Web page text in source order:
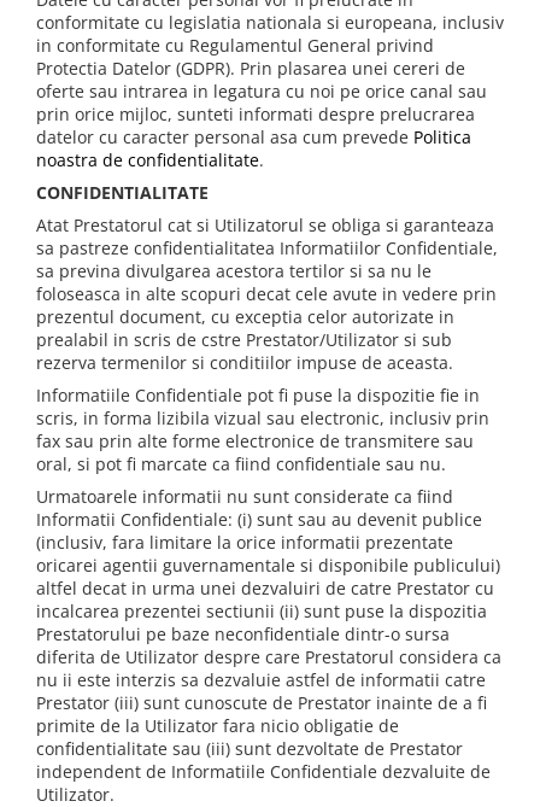
conformitate cu legislatia nationala si europeana, inclusiv
in conformitate cu Regulamentul General privind
Protectia Datelor (GDPR). Prin plasarea unei cereri de
oferte sau intrarea in legatura cu noi pe orice canal sau
prin orice mijloc, sunteti informati despre prelucrarea
datelor cu caracter personal asa cum prevede Politica
noastra de confidentialitate.
CONFIDENTIALITATE
Atat Prestatorul cat si Utilizatorul se obliga si garanteaza
sa pastreze confidentialitatea Informatiilor Confidentiale,
sa previna divulgarea acestora tertilor si sa nu le
foloseasca in alte scopuri decat cele avute in vedere prin
prezentul document, cu exceptia celor autorizate in
prealabil in scris de cstre Prestator/Utilizator si sub
rezerva termenilor si conditiilor impuse de aceasta.
Informatiile Confidentiale pot fi puse la dispozitie fie in
scris, in forma lizibila vizual sau electronic, inclusiv prin
fax sau prin alte forme electronice de transmitere sau
oral, si pot fi marcate ca fiind confidentiale sau nu.
Urmatoarele informatii nu sunt considerate ca fiind
Informatii Confidentiale: (i) sunt sau au devenit publice
(inclusiv, fara limitare la orice informatii prezentate
oricarei agentii guvernamentale si disponibile publicului)
altfel decat in urma unei dezvaluiri de catre Prestator cu
incalcarea prezentei sectiunii (ii) sunt puse la dispozitia
Prestatorului pe baze neconfidentiale dintr-o sursa
diferita de Utilizator despre care Prestatorul considera ca
nu ii este interzis sa dezvaluie astfel de informatii catre
Prestator (iii) sunt cunoscute de Prestator inainte de a fi
primite de la Utilizator fara nicio obligatie de
confidentialitate sau (iii) sunt dezvoltate de Prestator
independent de Informatiile Confidentiale dezvaluite de
Utilizator.